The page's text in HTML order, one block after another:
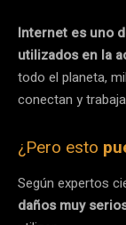
Internet es uno
utilizados en la
todo el planeta,
conectan y
¿Pero esto
Según expertos
daños muy